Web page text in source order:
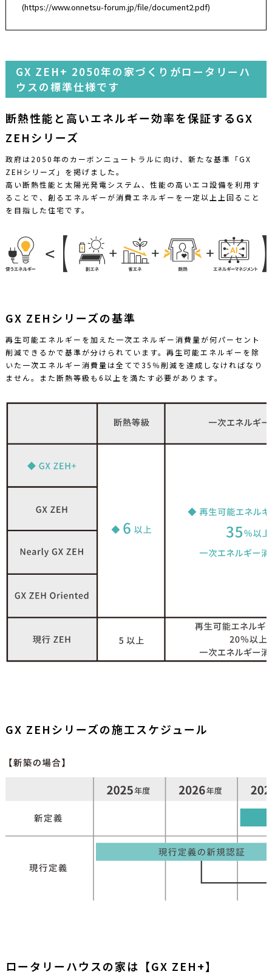
(https://www.onnetsu-forum.jp/file/document2.pdf)
GX ZEH+ 2050年の家づくりがロータリーハ
ウスの標準仕様です
断熱性能と高いエネルギー効率を保証するGX
ZEHシリーズ
政府は2050年のカーボンニュートラルに向け、新たな基準「GX
ZEHシリーズ」を掲げました。
高い断熱性能と太陽光発電システム、性能の高いエコ設備を利用す
ることで、創るエネルギーが消費エネルギーを一定以上上回ること
を目指した住宅です。
GX ZEHシリーズの基準
再生可能エネルギーを加えた一次エネルギー消費量が何パーセント
削減できるかで基準が分けられています。再生可能エネルギーを除
いた一次エネルギー消費量は全てで35％削減を達成しなければなり
ません。また断熱等級も6以上を満たす必要があります。
GX ZEHシリーズの施工スケジュール
ロータリーハウスの家は【GX ZEH+】